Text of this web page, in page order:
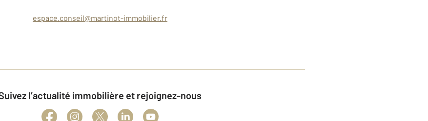
espace.conseil@martinot-immobilier.fr
Suivez l’actualité immobilière et rejoignez-nous